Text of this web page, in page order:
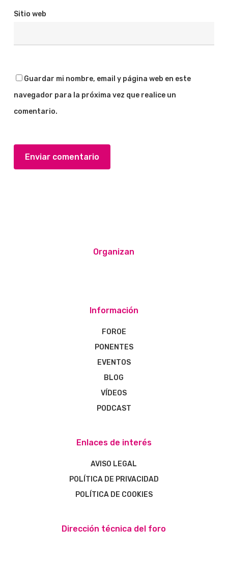
Sitio web
Guardar mi nombre, email y página web en este
navegador para la próxima vez que realice un
comentario.
Organizan
Información
FOROE
PONENTES
EVENTOS
BLOG
VÍDEOS
PODCAST
Enlaces de interés
AVISO LEGAL
POLÍTICA DE PRIVACIDAD
POLÍTICA DE COOKIES
Dirección técnica del foro